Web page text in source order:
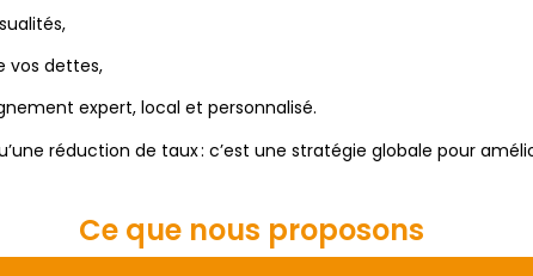
vos dettes,
expert, local et personnalisé.
réduction de taux : c’est une stratégie globale pour
Ce que nous proposons